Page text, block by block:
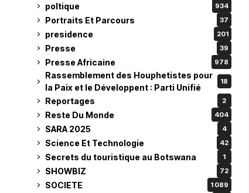
poltique 934
Portraits Et Parcours 37
presidence 201
Presse 39
Presse Africaine 978
Rassemblement des Houphetistes pour
la Paix et le Développent : Parti Unifié
18
Reportages 2
Reste Du Monde 404
SARA 2025 4
Science Et Technologie 42
Secrets du touristique au Botswana 1
SHOWBIZ 72
SOCIETE 1 089